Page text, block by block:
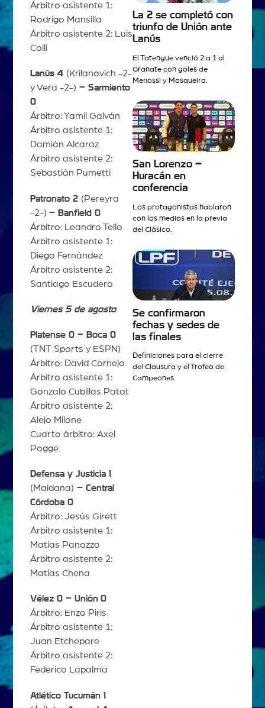
Árbitro asistente 1:
Rodrigo Mansilla
Árbitro asistente 2: Luis
Colli
Lanús 4 (Krilanovich -2-
y Vera -2-) – Sarmiento
0
Árbitro: Yamil Galván
Árbitro asistente 1:
Damián Alcaraz
Árbitro asistente 2:
Sebastián Pumetti
Patronato 2 (Pereyra
-2-) – Banfield 0
Árbitro: Leandro Tello
Árbitro asistente 1:
Diego Fernández
Árbitro asistente 2:
Santiago Escudero
Viernes 5 de agosto
Platense 0 – Boca 0
(TNT Sports y ESPN)
Árbitro: David Cornejo
Árbitro asistente 1:
Gonzalo Cubillas Patat
Árbitro asistente 2:
Alejo Milone
Cuarto árbitro: Axel
Pogge
Defensa y Justicia 1
(Maidana) – Central
Córdoba 0
Árbitro: Jesús Girett
Árbitro asistente 1:
Matías Panozzo
Árbitro asistente 2:
Matías Chena
Vélez 0 – Unión 0
Árbitro: Enzo Piris
Árbitro asistente 1:
Juan Etchepare
Árbitro asistente 2:
Federico Lapalma
Atlético Tucumán 1
La 2 se completó con
triunfo de Unión ante
Lanús
El Tatengue venció 2 a 1 al
Granate con goles de
Menossi y Mosqueira.
San Lorenzo –
Huracán en
conferencia
Los protagonistas hablaron
con los medios en la previa
del Clásico.
Se confirmaron
fechas y sedes de
las finales
Definiciones para el cierre
del Clausura y el Trofeo de
Campeones.